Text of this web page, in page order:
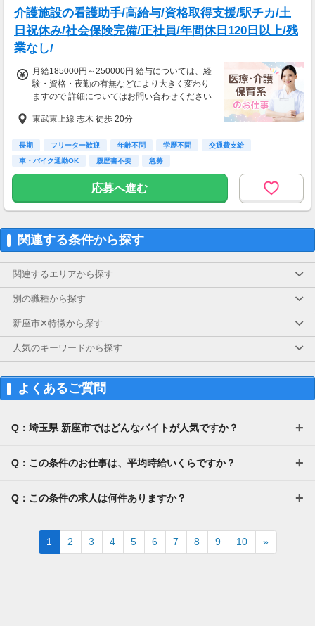
介護施設の看護助手/高給与/資格取得支援/駅チカ/土
日祝休み/社会保険完備/正社員/年間休日120日以上/残
業なし/
月給185000円～250000円 給与については、経
験・資格・夜勤の有無などにより大きく変わり
ますので 詳細についてはお問い合わせください
東武東上線 志木 徒歩 20分
長期 フリーター歓迎 年齢不問 学歴不問
交通費支給
車・バイク通勤OK
履歴書不要 急募
応募へ進む
関連する条件から探す
関連するエリアから探す
別の職種から探す
新座市✕特徴から探す
人気のキーワードから探す
よくあるご質問
Q：埼玉県 新座市ではどんなバイトが人気ですか？
Q：この条件のお仕事は、平均時給いくらですか？
Q：この条件の求人は何件ありますか？
1 2 3 4 5 6 7 8 9 10 »Next